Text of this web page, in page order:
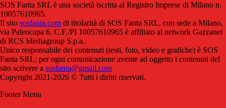
SOS Fanta SRL è una società iscritta al Registro Imprese di Milano n.
10057610965.
Il sito sosfanta.com di titolarità di SOS Fanta SRL, con sede a Milano,
via Paleocapa 6, C.F./PI 10057610965 è affiliato al network Gazzanet
di RCS Mediagroup S.p.a..
Unico responsabile dei contenuti (testi, foto, video e grafiche) è SOS
Fanta SRL; per ogni comunicazione avente ad oggetto i contenuti del
sito scrivere a sosfanta@gmail.com
Copyright 2021-2026 © Tutti i diritti riservati.
Footer Menu